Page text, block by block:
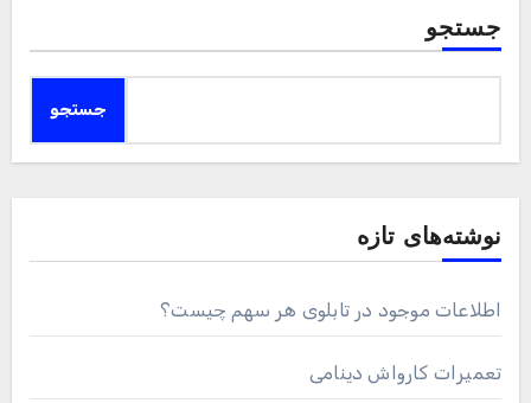
جستجو
جستجو
نوشته‌های تازه
اطلاعات موجود در تابلوی هر سهم چیست؟
تعمیرات کارواش دینامی